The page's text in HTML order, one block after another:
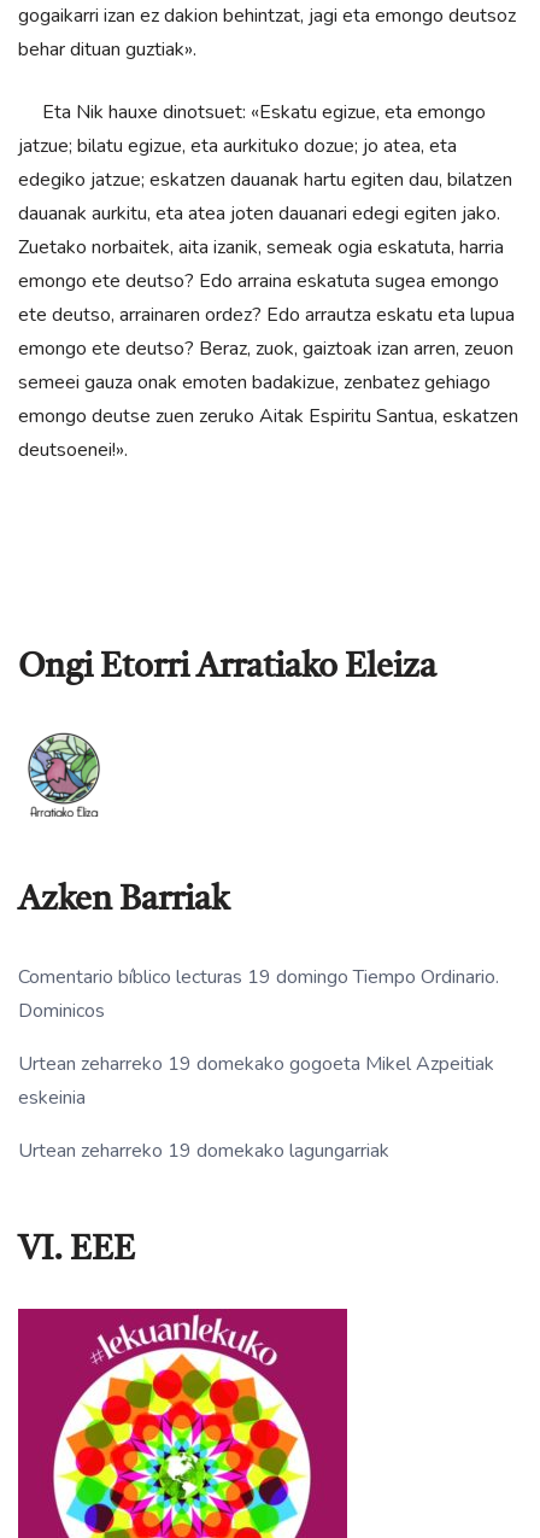
gogaikarri izan ez dakion behintzat, jagi eta emongo deutsoz
behar dituan guztiak».
Eta Nik hauxe dinotsuet: «Eskatu egizue, eta emongo
jatzue; bilatu egizue, eta aurkituko dozue; jo atea, eta
edegiko jatzue; eskatzen dauanak hartu egiten dau, bilatzen
dauanak aurkitu, eta atea joten daua­nari edegi egiten jako.
Zuetako norbaitek, aita izanik, semeak ogia eskatuta, harria
emongo ete deutso? Edo arraina eskatuta sugea emongo
ete deutso, arrainaren ordez? Edo arrautza eskatu eta lupua
emongo ete deutso? Beraz, zuok, gaiztoak izan arren, zeuon
semeei gauza onak emoten badakizue, zenbatez gehiago
emon­go deutse zuen zeruko Aitak Espiritu Santua, eskatzen
deutsoenei!».
Ongi Etorri Arratiako Eleiza
Azken Barriak
Comentario bíblico lecturas 19 domingo Tiempo Ordinario.
Dominicos
Urtean zeharreko 19 domekako gogoeta Mikel Azpeitiak
eskeinia
Urtean zeharreko 19 domekako lagungarriak
VI. EEE